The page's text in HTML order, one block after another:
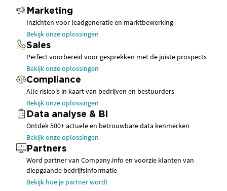
Marketing
Inzichten voor leadgeneratie en marktbewerking
Bekijk onze oplossingen
Sales
Perfect voorbereid voor gesprekken met de juiste prospects
Bekijk onze oplossingen
Compliance
Alle risico's in kaart van bedrijven en bestuurders
Bekijk onze oplossingen
Data analyse & BI
Ontdek 500+ actuele en betrouwbare data kenmerken
Bekijk onze oplossingen
Partners
Word partner van Company.info en voorzie klanten van
diepgaande bedrijfsinformatie
Bekijk hoe je partner wordt